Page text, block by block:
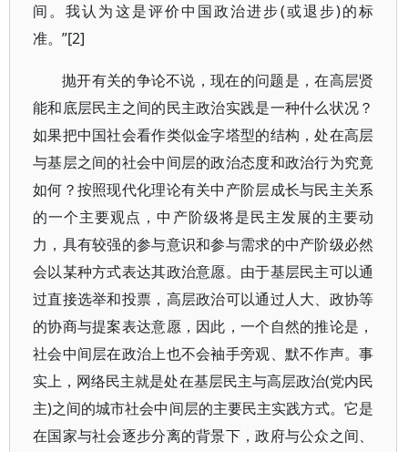
间。我认为这是评价中国政治进步(或退步)的标
准。”[2]
抛开有关的争论不说，现在的问题是，在高层贤
能和底层民主之间的民主政治实践是一种什么状况？
如果把中国社会看作类似金字塔型的结构，处在高层
与基层之间的社会中间层的政治态度和政治行为究竟
如何？按照现代化理论有关中产阶层成长与民主关系
的一个主要观点，中产阶级将是民主发展的主要动
力，具有较强的参与意识和参与需求的中产阶级必然
会以某种方式表达其政治意愿。由于基层民主可以通
过直接选举和投票，高层政治可以通过人大、政协等
的协商与提案表达意愿，因此，一个自然的推论是，
社会中间层在政治上也不会袖手旁观、默不作声。事
实上，网络民主就是处在基层民主与高层政治(党内民
主)之间的城市社会中间层的主要民主实践方式。它是
在国家与社会逐步分离的背景下，政府与公众之间、